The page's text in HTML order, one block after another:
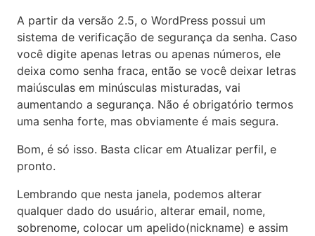
A partir da versão 2.5, o WordPress possui um
sistema de verificação de segurança da senha. Caso
você digite apenas letras ou apenas números, ele
deixa como senha fraca, então se você deixar letras
maiúsculas em minúsculas misturadas, vai
aumentando a segurança. Não é obrigatório termos
uma senha forte, mas obviamente é mais segura.
Bom, é só isso. Basta clicar em Atualizar perfil, e
pronto.
Lembrando que nesta janela, podemos alterar
qualquer dado do usuário, alterar email, nome,
sobrenome, colocar um apelido(nickname) e assim